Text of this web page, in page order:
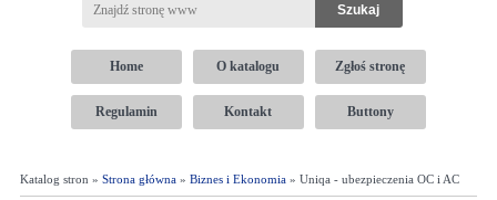
Home O katalogu Zgłoś stronę
Regulamin Kontakt Buttony
Katalog stron » Strona główna» Biznes i Ekonomia» Uniqa - ubezpieczenia OC i AC